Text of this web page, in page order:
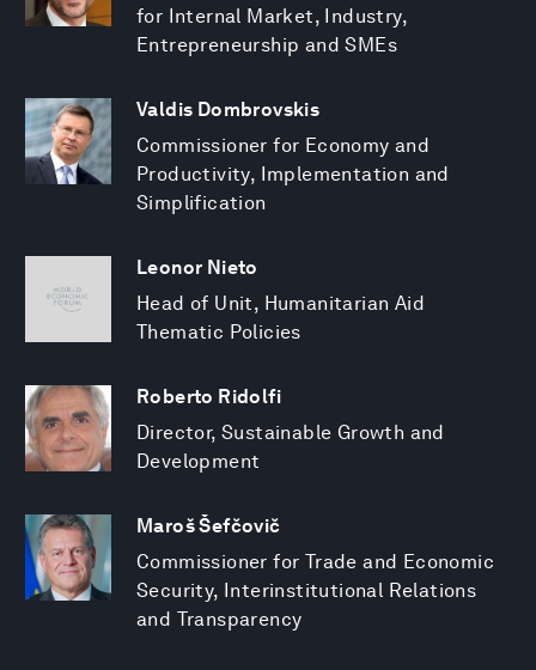
for Internal Market, Industry,
Entrepreneurship and SMEs
Valdis Dombrovskis
Commissioner for Economy and
Productivity, Implementation and
Simplification
Leonor Nieto
Head of Unit, Humanitarian Aid
Thematic Policies
Roberto Ridolfi
Director, Sustainable Growth and
Development
Maroš Šefčovič
Commissioner for Trade and Economic
Security, Interinstitutional Relations
and Transparency